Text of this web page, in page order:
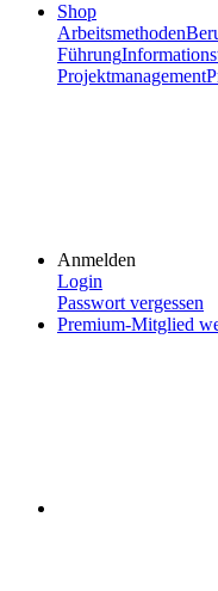
Shop
Arbeitsmethoden
Führung
Projektmanagement
Anmelden
Login
Passwort vergessen
Premium-Mitglied